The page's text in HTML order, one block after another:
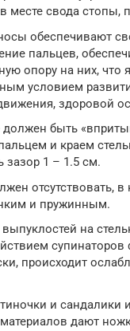
месте свода стопы,
обеспечивают
пальцев,
опору на них, что
условием
здоровой
должен быть
и краем
зазор 1 – 1.5 см.
отсутствовать,
и пружинным.
выпуклостей на
супинаторов
происходит
и сандалики
дают